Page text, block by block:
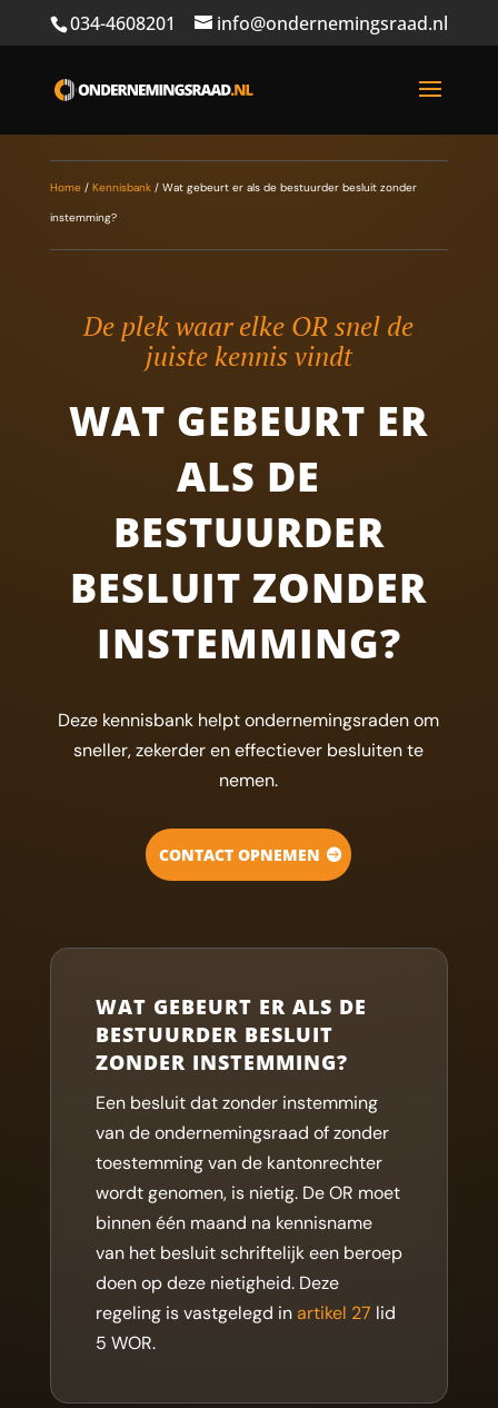
034-4608201 info@ondernemingsraad.nl
Home/ Kennisbank/ Wat gebeurt er als de bestuurder besluit zonder
instemming?
De plek waar elke OR snel de
juiste kennis vindt
WAT GEBEURT ER
ALS DE
BESTUURDER
BESLUIT ZONDER
INSTEMMING?
Deze kennisbank helpt ondernemingsraden om
sneller, zekerder en effectiever besluiten te
nemen.
CONTACT OPNEMEN
WAT GEBEURT ER ALS DE
BESTUURDER BESLUIT
ZONDER INSTEMMING?
Een besluit dat zonder instemming
van de ondernemingsraad of zonder
toestemming van de kantonrechter
wordt genomen, is nietig. De OR moet
binnen één maand na kennisname
van het besluit schriftelijk een beroep
doen op deze nietigheid. Deze
regeling is vastgelegd inartikel 27 lid
5 WOR.